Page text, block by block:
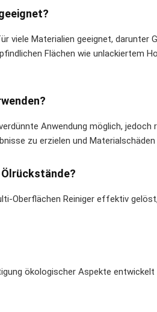
viele Materialien geeignet, darunter
Flächen wie unlackiertem
Anwendung möglich, jedoch
zu erzielen und
Oberflächen Reiniger effektiv
ökologischer Aspekte